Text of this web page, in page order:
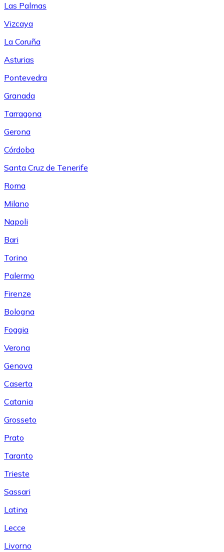
Las Palmas
Vizcaya
La Coruña
Asturias
Pontevedra
Granada
Tarragona
Gerona
Córdoba
Santa Cruz de Tenerife
Roma
Milano
Napoli
Bari
Torino
Palermo
Firenze
Bologna
Foggia
Verona
Genova
Caserta
Catania
Grosseto
Prato
Taranto
Trieste
Sassari
Latina
Lecce
Livorno